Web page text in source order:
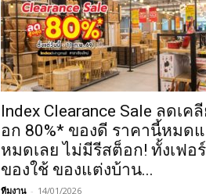
Index Clearance Sale ลดเค
อก 80%* ของดี ราคานี้หมด
หมดเลย ไม่มีรีสต็อก! ทั้งเฟอ
ของใช้ ของแต่งบ้าน...
ทีมงาน - 14/01/2026